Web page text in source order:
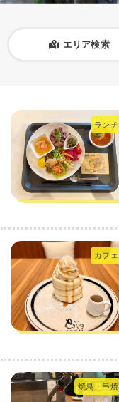
エリア検索
ランチ
カフェ
焼鳥・串焼